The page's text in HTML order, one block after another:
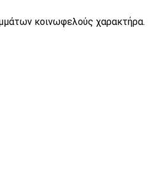
κοινωφελούς χαρακτήρα.